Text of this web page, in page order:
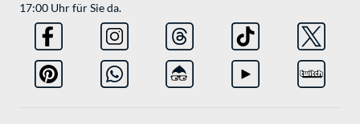
17:00 Uhr für Sie da.